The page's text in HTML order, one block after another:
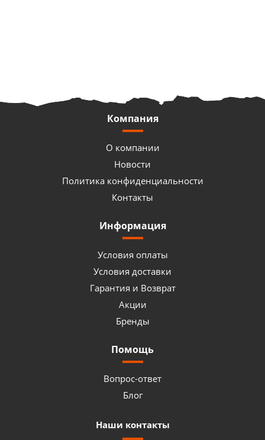
Компания
О компании
Новости
Политика конфиденциальности
Контакты
Информация
Условия оплаты
Условия доставки
Гарантия и Возврат
Акции
Бренды
Помощь
Вопрос-ответ
Блог
Наши контакты